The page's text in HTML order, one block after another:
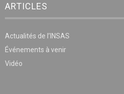
ARTICLES
Actualités de l’INSAS
Événements à venir
Vidéo